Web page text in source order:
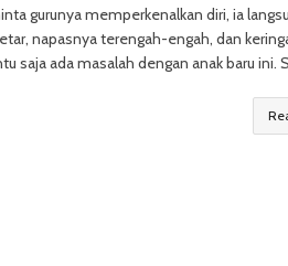
gurunya memperkenalkan diri, ia
napasnya terengah-engah, dan
saja ada masalah dengan anak baru ini.